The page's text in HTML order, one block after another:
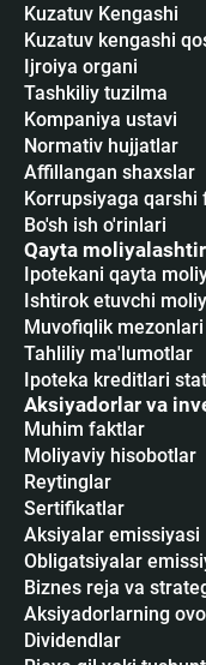
Kuzatuv Kengashi
Kuzatuv kengashi
Ijroiya organi
Tashkiliy tuzilma
Kompaniya ustavi
Normativ hujjatlar
Affillangan shaxslar
Korrupsiyaga qarshi
Bo'sh ish o'rinlari
Qayta
Ipotekani qayta
Ishtirok etuvchi
Muvofiqlik mezonlari
Tahliliy ma'lumotlar
Ipoteka kreditlari
Aksiyadorlar va
Muhim faktlar
Moliyaviy hisobotlar
Reytinglar
Sertifikatlar
Аksiyalar emissiyasi
Obligatsiyalar
Biznes reja va
Aksiyadorlarning
Dividendlar